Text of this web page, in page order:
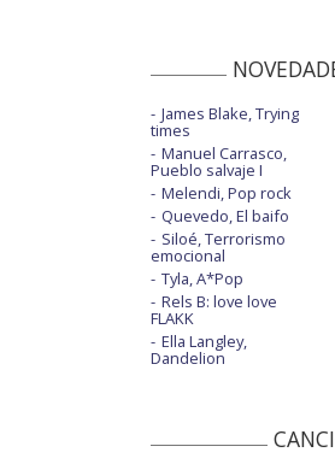
James Blake, Trying
times
Manuel Carrasco,
Pueblo salvaje I
Melendi, Pop rock
Quevedo, El baifo
Siloé, Terrorismo
emocional
Tyla, A*Pop
Rels B: love love
FLAKK
Ella Langley,
Dandelion